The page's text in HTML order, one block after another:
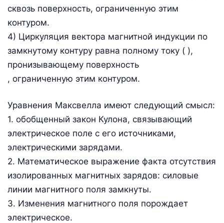
сквозь поверхность, ограниченную этим
контуром.
4) Циркуляция вектора магнитной индукции по
замкнутому контуру равна полному току ( ),
пронизывающему поверхность
, ограниченную этим контуром.
Уравнения Максвелла имеют следующий смысл:
1. обобщенный закон Кулона, связывающий
электрическое поле с его источниками,
электрическими зарядами.
2. Математическое выражение факта отсутствия
изолированных магнитных зарядов: силовые
линии магнитного поля замкнуты.
3. Изменения магнитного поля порождает
электрическое.